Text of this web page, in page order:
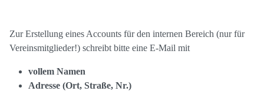
Zur Erstellung eines Accounts für den internen Bereich (nur für
Vereinsmitglieder!) schreibt bitte eine E-Mail mit
vollem Namen
Adresse (Ort, Straße, Nr.)